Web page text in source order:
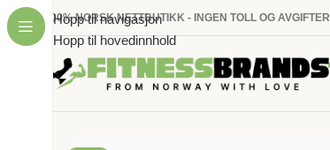
Hopp til navigasjon
Hopp til hovedinnhold
100% NORSK NETTBUTIKK - INGEN TOLL OG AVGIFTER